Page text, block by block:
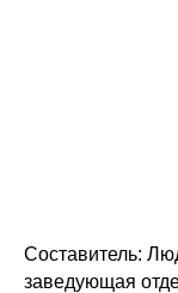
Составитель:
заведующая